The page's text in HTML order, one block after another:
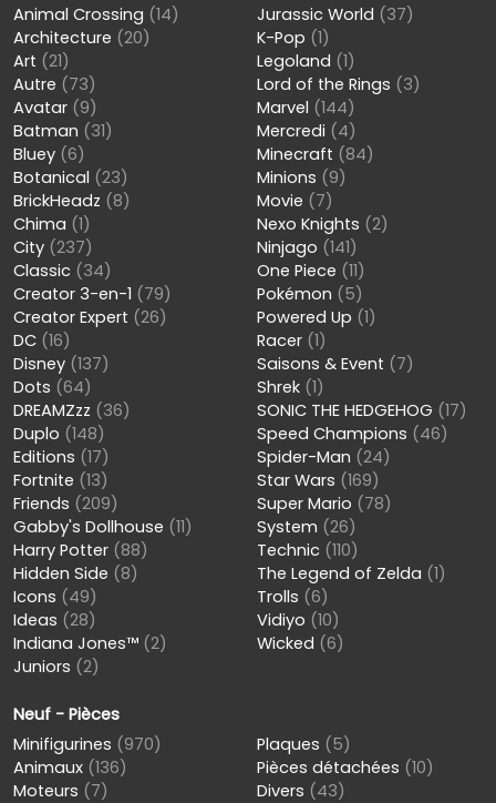
Animal Crossing (14)
Architecture (20)
Art (21)
Autre (73)
Avatar (9)
Batman (31)
Bluey (6)
Botanical (23)
BrickHeadz (8)
Chima (1)
City (237)
Classic (34)
Creator 3-en-1 (79)
Creator Expert (26)
DC (16)
Disney (137)
Dots (64)
DREAMZzz (36)
Duplo (148)
Editions (17)
Fortnite (13)
Friends (209)
Gabby's Dollhouse (11)
Harry Potter (88)
Hidden Side (8)
Icons (49)
Ideas (28)
Indiana Jones™ (2)
Juniors (2)
Jurassic World (37)
K-Pop (1)
Legoland (1)
Lord of the Rings (3)
Marvel (144)
Mercredi (4)
Minecraft (84)
Minions (9)
Movie (7)
Nexo Knights (2)
Ninjago (141)
One Piece (11)
Pokémon (5)
Powered Up (1)
Racer (1)
Saisons & Event (7)
Shrek (1)
SONIC THE HEDGEHOG (17)
Speed Champions (46)
Spider-Man (24)
Star Wars (169)
Super Mario (78)
System (26)
Technic (110)
The Legend of Zelda (1)
Trolls (6)
Vidiyo (10)
Wicked (6)
Neuf - Pièces
Minifigurines (970)
Animaux (136)
Moteurs (7)
Plaques (5)
Pièces détachées (10)
Divers (43)